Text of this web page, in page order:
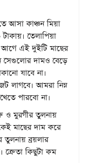
আসা কাঞ্চন মিয়া
তেলাপিয়া
আগে এই দুইটি মাছের
সেগুলোর দামও বেড়ে
যাবে না।
লাগবে। আমরা নিম্ন
পারবো না।
ও মুরগীর তুলনায়
মাছের দাম করে
তুলনায় ব্রয়লার
ক্রেতা কিছুটা কম